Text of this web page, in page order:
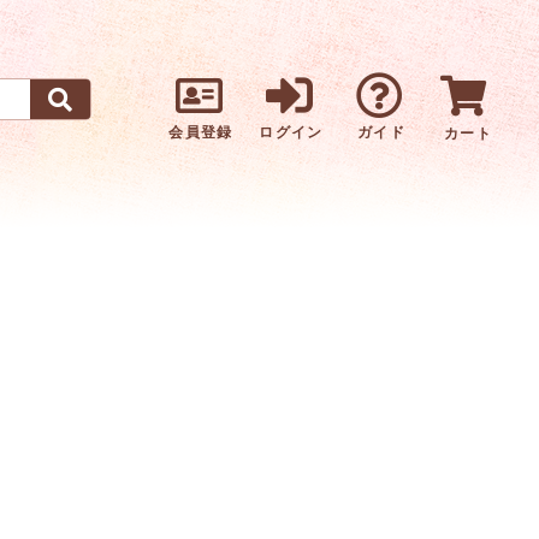
会員登録 ログイン ガイド カート